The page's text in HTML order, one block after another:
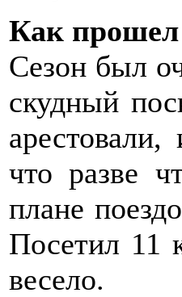
Как прошел
Сезон был
скудный
что разве
плане
Посетил 11
весело.